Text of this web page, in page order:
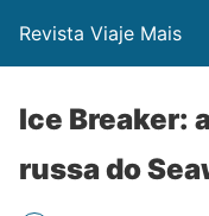
Revista Viaje Mais
Ice Breaker:
russa do